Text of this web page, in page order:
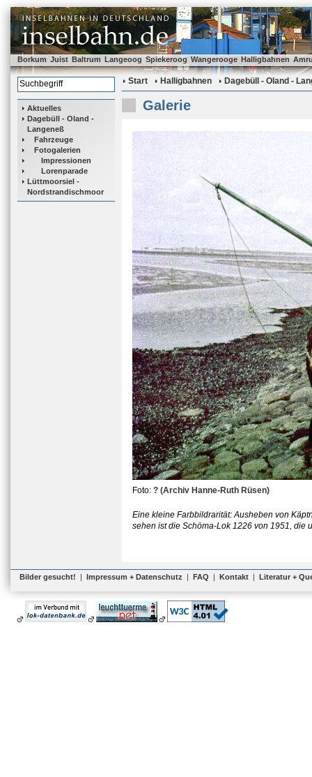
Borkum Juist Baltrum Langeoog Spiekeroog Wangerooge Halligbahnen
Aktuelles
Dagebüll - Oland -
Langeneß
Fahrzeuge
Fotogalerien
Impressionen
Lorenparade
Lüttmoorsiel -
Nordstrandischmoor
Start Halligbahnen Dagebüll - Oland -
Galerie
Foto: ? (Archiv Hanne-Ruth Rüsen)
Eine kleine Farbbildrarität: Ausheben von
sehen ist die Schöma-Lok 1226 von 1951, die
Bilder gesucht! | Impressum + Datenschutz | FAQ | Kontakt | Literatur +